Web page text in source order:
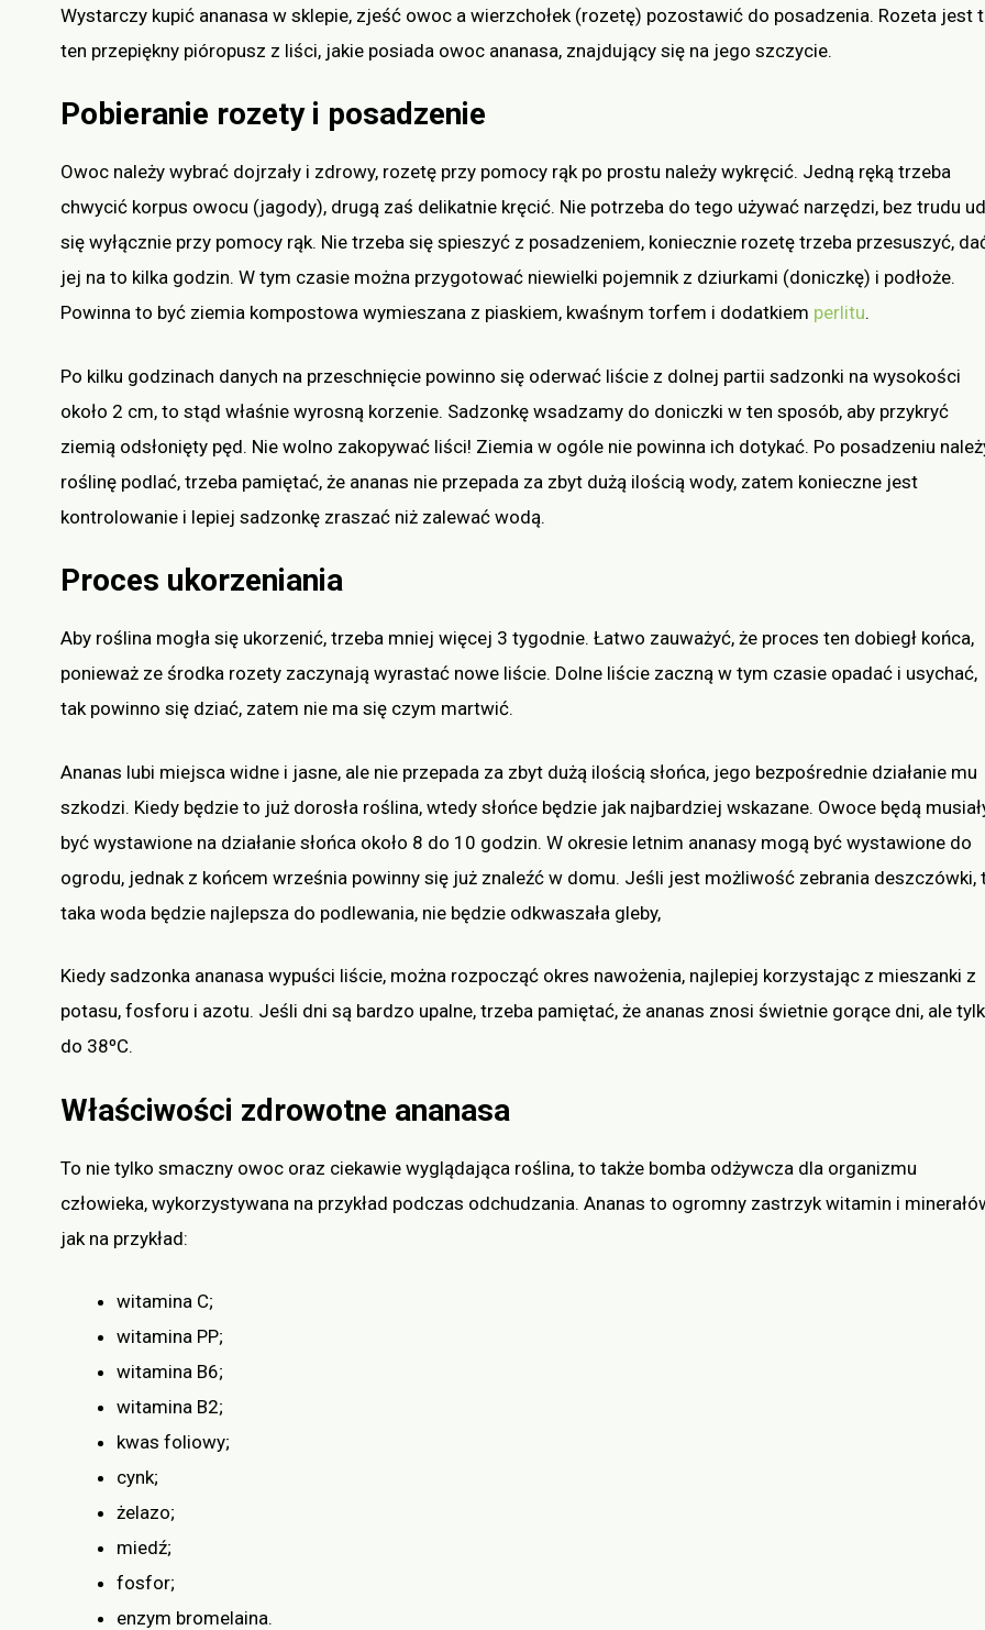
Wystarczy kupić ananasa w sklepie, zjeść owoc a wierzchołek (rozetę) pozostawić do posadzenia. Rozeta jest
ten przepiękny pióropusz z liści, jakie posiada owoc ananasa, znajdujący się na jego szczycie.
Pobieranie rozety i posadzenie
Owoc należy wybrać dojrzały i zdrowy, rozetę przy pomocy rąk po prostu należy wykręcić. Jedną ręką trzeba
chwycić korpus owocu (jagody), drugą zaś delikatnie kręcić. Nie potrzeba do tego używać narzędzi, bez trudu
się wyłącznie przy pomocy rąk. Nie trzeba się spieszyć z posadzeniem, koniecznie rozetę trzeba przesuszyć,
jej na to kilka godzin. W tym czasie można przygotować niewielki pojemnik z dziurkami (doniczkę) i podłoże.
Powinna to być ziemia kompostowa wymieszana z piaskiem, kwaśnym torfem i dodatkiem perlitu.
Po kilku godzinach danych na przeschnięcie powinno się oderwać liście z dolnej partii sadzonki na wysokości
około 2 cm, to stąd właśnie wyrosną korzenie. Sadzonkę wsadzamy do doniczki w ten sposób, aby przykryć
ziemią odsłonięty pęd. Nie wolno zakopywać liści! Ziemia w ogóle nie powinna ich dotykać. Po posadzeniu
roślinę podlać, trzeba pamiętać, że ananas nie przepada za zbyt dużą ilością wody, zatem konieczne jest
kontrolowanie i lepiej sadzonkę zraszać niż zalewać wodą.
Proces ukorzeniania
Aby roślina mogła się ukorzenić, trzeba mniej więcej 3 tygodnie. Łatwo zauważyć, że proces ten dobiegł końca,
ponieważ ze środka rozety zaczynają wyrastać nowe liście. Dolne liście zaczną w tym czasie opadać i usychać,
tak powinno się dziać, zatem nie ma się czym martwić.
Ananas lubi miejsca widne i jasne, ale nie przepada za zbyt dużą ilością słońca, jego bezpośrednie działanie mu
szkodzi. Kiedy będzie to już dorosła roślina, wtedy słońce będzie jak najbardziej wskazane. Owoce będą
być wystawione na działanie słońca około 8 do 10 godzin. W okresie letnim ananasy mogą być wystawione do
ogrodu, jednak z końcem września powinny się już znaleźć w domu. Jeśli jest możliwość zebrania deszczówki,
taka woda będzie najlepsza do podlewania, nie będzie odkwaszała gleby,
Kiedy sadzonka ananasa wypuści liście, można rozpocząć okres nawożenia, najlepiej korzystając z mieszanki z
potasu, fosforu i azotu. Jeśli dni są bardzo upalne, trzeba pamiętać, że ananas znosi świetnie gorące dni, ale
do 38ºC.
Właściwości zdrowotne ananasa
To nie tylko smaczny owoc oraz ciekawie wyglądająca roślina, to także bomba odżywcza dla organizmu
człowieka, wykorzystywana na przykład podczas odchudzania. Ananas to ogromny zastrzyk witamin i
jak na przykład:
witamina C;
witamina PP;
witamina B6;
witamina B2;
kwas foliowy;
cynk;
żelazo;
miedź;
fosfor;
enzym bromelaina.